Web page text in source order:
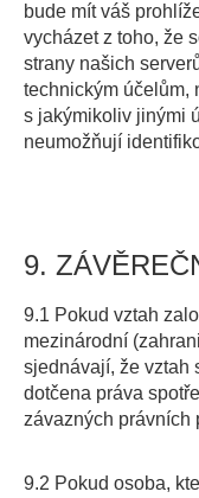
bude mít váš
vycházet z toho, že
strany našich
technickým účelům,
s jakýmikoliv jinými
neumožňují
9.
9.1 Pokud vztah
mezinárodní
sjednávají, že vztah
dotčena práva
závazných právních
9.2 Pokud osoba,